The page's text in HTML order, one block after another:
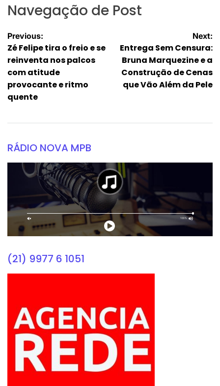
Navegação de Post
Previous:
Zé Felipe tira o freio e se
reinventa nos palcos
com atitude
provocante e ritmo
quente
Next:
Entrega Sem Censura:
Bruna Marquezine e a
Construção de Cenas
que Vão Além da Pele
RÁDIO NOVA MPB
(21) 9977 6 1051